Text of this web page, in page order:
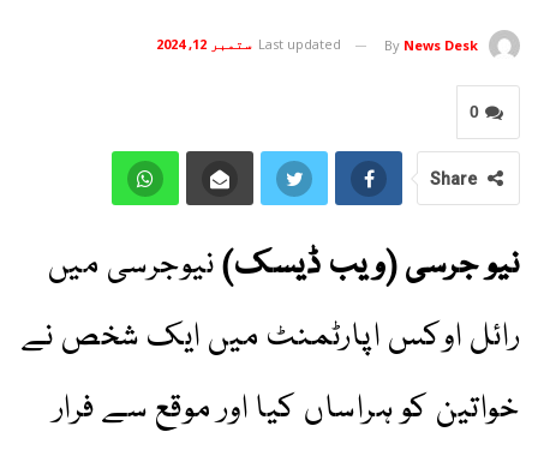
By News Desk
Last updated ستمبر 12, 2024
0
Share
نیو جرسی (ویب ڈیسک)نیوجرسی میں
رائل اوکس اپارٹمنٹ میں ایک شخص نے
خواتین کو ہراساں کیا اور موقع سے فرار